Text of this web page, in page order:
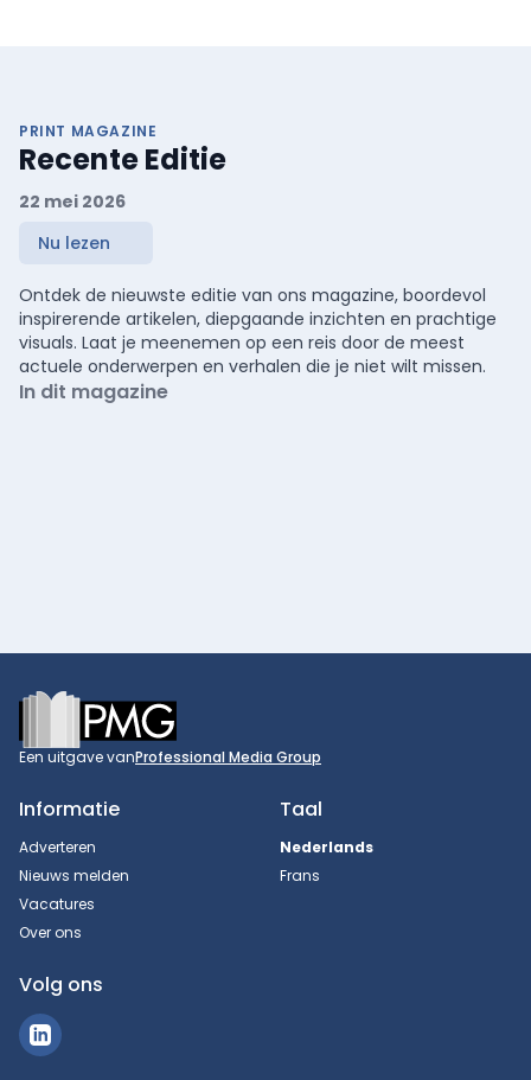
PRINT MAGAZINE
Recente Editie
22 mei 2026
Nu lezen
Ontdek de nieuwste editie van ons magazine, boordevol
inspirerende artikelen, diepgaande inzichten en prachtige
visuals. Laat je meenemen op een reis door de meest
actuele onderwerpen en verhalen die je niet wilt missen.
In dit magazine
Footer
Een uitgave vanProfessional Media Group
Informatie
Adverteren
Nieuws melden
Vacatures
Over ons
Taal
Nederlands
Frans
Volg ons